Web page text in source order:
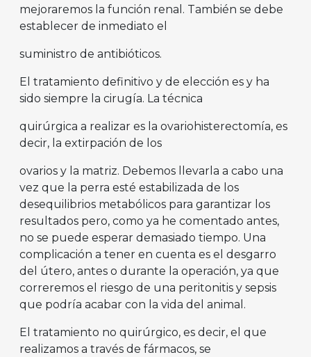
mejoraremos la función renal. También se debe
establecer de inmediato el
suministro de antibióticos.
El tratamiento definitivo y de elección es y ha
sido siempre la cirugía. La técnica
quirúrgica a realizar es la ovariohisterectomía, es
decir, la extirpación de los
ovarios y la matriz. Debemos llevarla a cabo una
vez que la perra esté estabilizada de los
desequilibrios metabólicos para garantizar los
resultados pero, como ya he comentado antes,
no se puede esperar demasiado tiempo. Una
complicación a tener en cuenta es el desgarro
del útero, antes o durante la operación, ya que
correremos el riesgo de una peritonitis y sepsis
que podría acabar con la vida del animal.
El tratamiento no quirúrgico, es decir, el que
realizamos a través de fármacos, se